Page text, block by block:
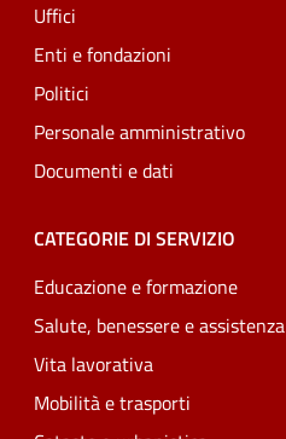
Uffici
Enti e fondazioni
Politici
Personale amministrativo
Documenti e dati
CATEGORIE DI SERVIZIO
Educazione e formazione
Salute, benessere e assistenza
Vita lavorativa
Mobilità e trasporti